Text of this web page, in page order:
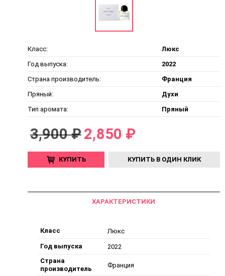
Класс:
Люкс
Год выпуска:
2022
Страна производитель:
Франция
Пряный:
Духи
Тип аромата:
Пряный
3,900 ₽2,850 ₽
КУПИТЬ КУПИТЬ В ОДИН КЛИК
ХАРАКТЕРИСТИКИ
Класс
Люкс
Год выпуска
2022
Страна
производитель
Франция